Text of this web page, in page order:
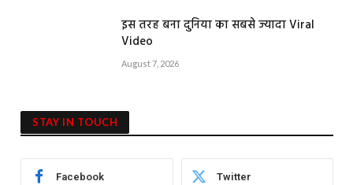
इस तरह बना दुनिया का सबसे ज्यादा Viral
Video
August 7, 2026
STAY IN TOUCH
Facebook Twitter